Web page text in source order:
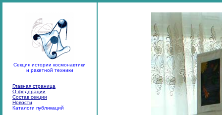
Секция истории космонавтики
и ракетной техники
Главная страница
О федерации
Состав секции
Новости
Каталоги публикаций